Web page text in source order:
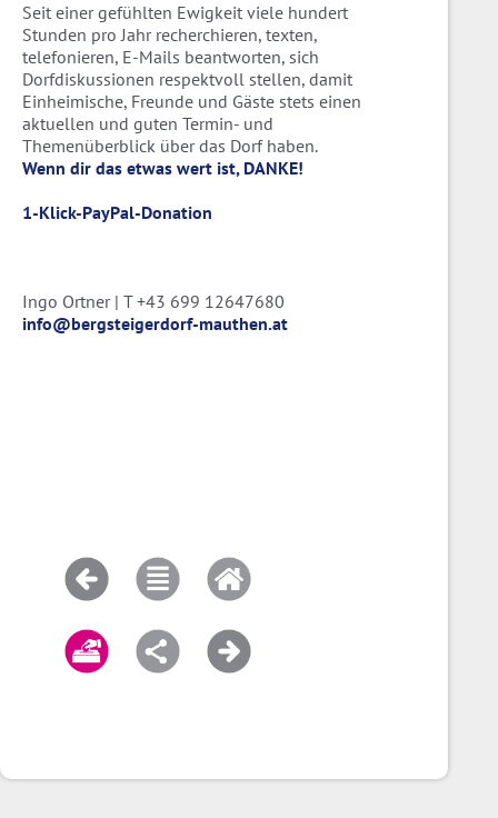
Seit einer gefühlten Ewigkeit viele hundert
Stunden pro Jahr recherchieren, texten,
telefonieren, E-Mails beantworten, sich
Dorfdiskussionen respektvoll stellen, damit
Einheimische, Freunde und Gäste stets einen
aktuellen und guten Termin- und
Themenüberblick über das Dorf haben.
Wenn dir das etwas wert ist, DANKE!
1-Klick-PayPal-Donation
Ingo Ortner | T +43 699 12647680
info@bergsteigerdorf-mauthen.at